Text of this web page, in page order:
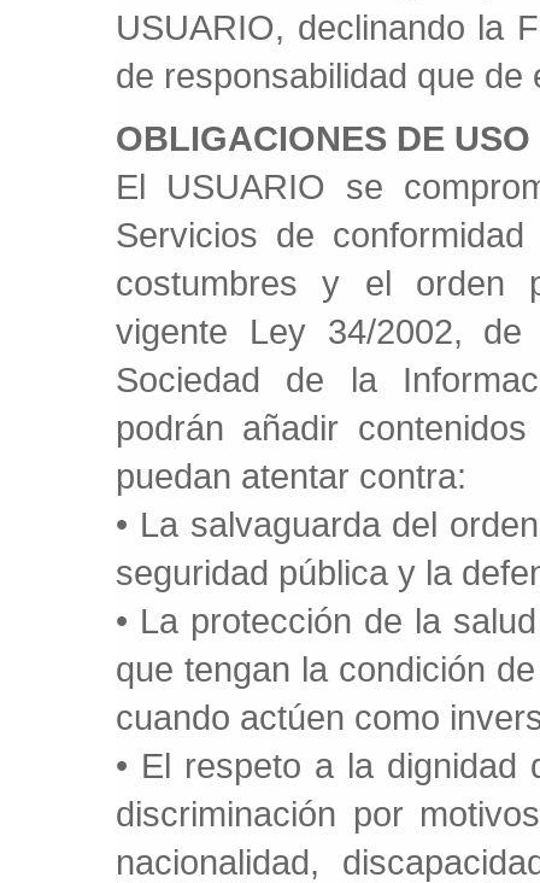
USUARIO, declinando la
de responsabilidad que de
OBLIGACIONES DE USO
El USUARIO se
Servicios de
costumbres y el orden
vigente Ley 34/2002,
Sociedad de la
podrán añadir
puedan atentar contra:
• La salvaguarda del
seguridad pública y la
• La protección de la
que tengan la condición
cuando actúen como
• El respeto a la
discriminación por
nacionalidad,